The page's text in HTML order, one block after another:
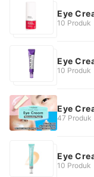
Eye
10 Produk
Eye
10 Produk
Eye
47 Produk
Eye
10 Produk